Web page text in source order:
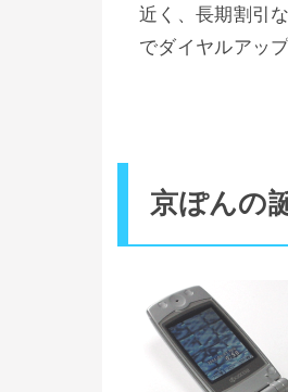
近く、長期割引
でダイヤルアッ
京ぽんの